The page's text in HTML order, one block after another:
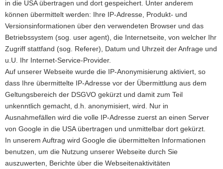
in die USA übertragen und dort gespeichert. Unter anderem
können übermittelt werden: Ihre IP-Adresse, Produkt- und
Versionsinformationen über den verwendeten Browser und das
Betriebssystem (sog. user agent), die Internetseite, von welcher Ihr
Zugriff stattfand (sog. Referer), Datum und Uhrzeit der Anfrage und
u.U. Ihr Internet-Service-Provider.
Auf unserer Webseite wurde die IP-Anonymisierung aktiviert, so
dass Ihre übermittelte IP-Adresse vor der Übermittlung aus dem
Geltungsbereich der DSGVO gekürzt und damit zum Teil
unkenntlich gemacht, d.h. anonymisiert, wird. Nur in
Ausnahmefällen wird die volle IP-Adresse zuerst an einen Server
von Google in die USA übertragen und unmittelbar dort gekürzt.
In unserem Auftrag wird Google die übermittelten Informationen
benutzen, um die Nutzung unserer Webseite durch Sie
auszuwerten, Berichte über die Webseitenaktivitäten